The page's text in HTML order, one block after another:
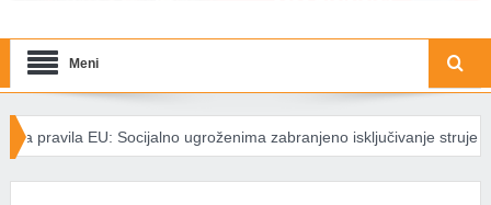
Meni
ugroženima zabranjeno isključivanje struje Međunarodna